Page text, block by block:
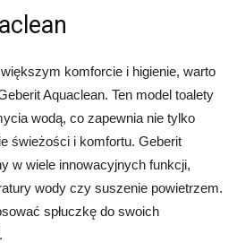
komforcie i higienie, warto
Aquaclean. Ten model toalety
wodą, co zapewnia nie tylko
świeżości i komfortu. Geberit
w wiele innowacyjnych funkcji,
wody czy suszenie powietrzem.
spłuczkę do swoich